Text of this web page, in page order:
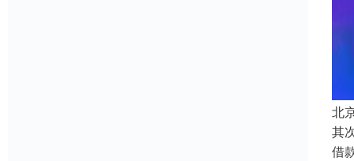
北
其
借